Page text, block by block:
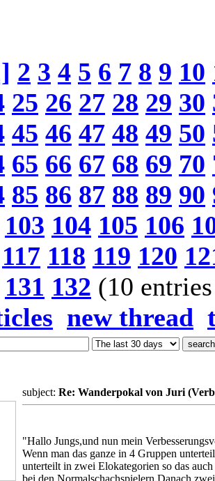
2 3 4 5 6 7 8 9 10
25 26 27 28 29 30
45 46 47 48 49 50
65 66 67 68 69 70
85 86 87 88 89 90
103 104 105 106
117 118 119 120
131 132 (10
new thread
subject: Re: Wanderpokal von Juri
"Hallo Jungs,und nun mein
Wenn man das ganze in 4 Gruppen
unterteilt in zwei Elokategorien so das
bei den Normalschachspielern.Danach